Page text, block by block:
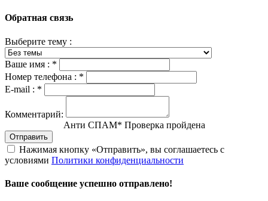
Обратная связь
Выберите тему :
Ваше имя : *
Номер телефона : *
E-mail : *
Комментарий:
Анти СПАМ* Проверка пройдена
Отправить
Нажимая кнопку «Отправить», вы соглашаетесь с
условиями Политики конфиденциальности
Ваше сообщение успешно отправлено!